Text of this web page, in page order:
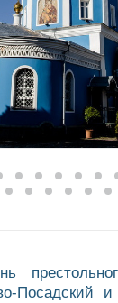
Посадский